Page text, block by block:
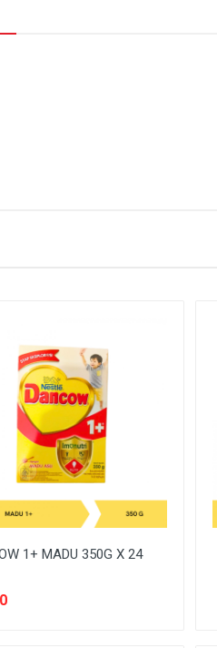
1+ MADU 350G X 24